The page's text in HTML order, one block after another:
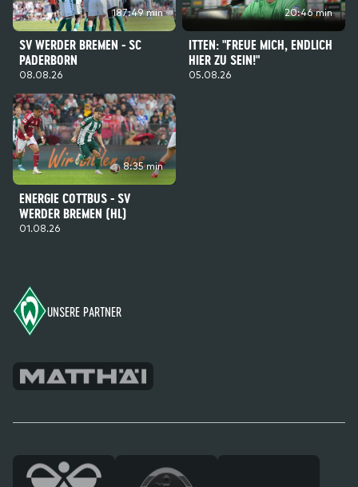
187:49 min
SV WERDER BREMEN - SC
PADERBORN
08.08.26
20:46 min
ITTEN: "FREUE MICH, ENDLICH
HIER ZU SEIN!"
05.08.26
8:35 min
ENERGIE COTTBUS - SV
WERDER BREMEN (HL)
01.08.26
UNSERE PARTNER